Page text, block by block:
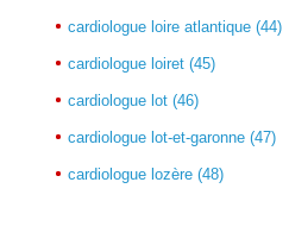
cardiologue loire atlantique (44)
cardiologue loiret (45)
cardiologue lot (46)
cardiologue lot-et-garonne (47)
cardiologue lozère (48)